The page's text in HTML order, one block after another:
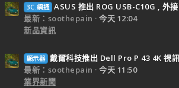
3C.網通 ASUS 推出 ROG USB-C10G , 外
最新：soothepain
今天 12:04
新品資訊
顯示器 戴爾科技推出 Dell Pro P 43 4K 視
最新：soothepain
今天 11:50
業界新聞